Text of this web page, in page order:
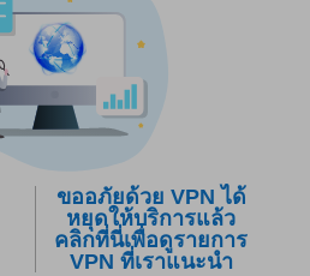
ขออภัยด้วย VPN ได้
หยุดให้บริการแล้ว
คลิกที่นี่เพื่อดูรายการ
VPN ที่เราแนะนำ